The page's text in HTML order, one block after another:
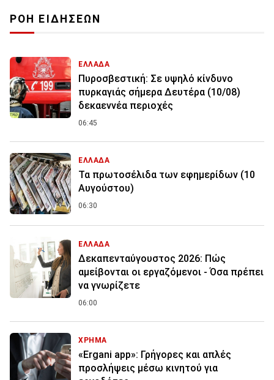
ΡΟΗ ΕΙΔΗΣΕΩΝ
ΕΛΛΑΔΑ
Πυροσβεστική: Σε υψηλό κίνδυνο
πυρκαγιάς σήμερα Δευτέρα (10/08)
δεκαεννέα περιοχές
06:45
ΕΛΛΑΔΑ
Τα πρωτοσέλιδα των εφημερίδων (10
Αυγούστου)
06:30
ΕΛΛΑΔΑ
Δεκαπενταύγουστος 2026: Πώς
αμείβονται οι εργαζόμενοι - Όσα πρέπει
να γνωρίζετε
06:00
ΧΡΗΜΑ
«Ergani app»: Γρήγορες και απλές
προσλήψεις μέσω κινητού για